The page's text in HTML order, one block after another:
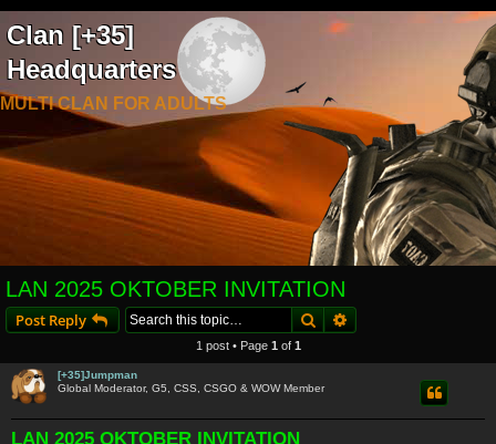
Clan [+35]
Headquarters
MULTI CLAN FOR ADULTS
LAN 2025 OKTOBER INVITATION
Post Reply SearchAdvanced search
1 post • Page 1 of 1
[+35]Jumpman
Global Moderator, G5, CSS, CSGO & WOW Member
LAN 2025 OKTOBER INVITATION